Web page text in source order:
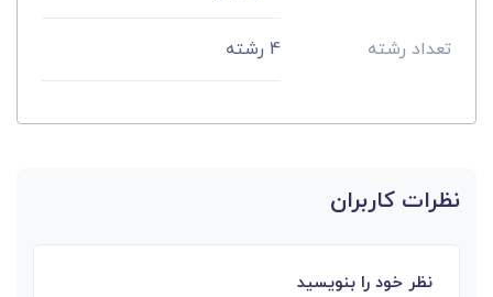
تعداد رشته 4 رشته
نظرات کاربران
نظر خود را بنویسید